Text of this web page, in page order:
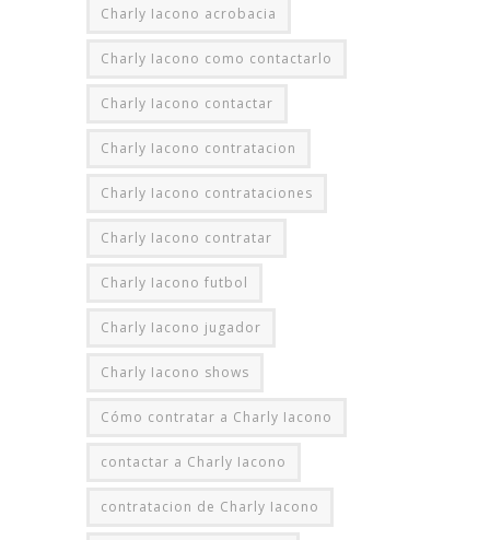
Charly Iacono acrobacia
Charly Iacono como contactarlo
Charly Iacono contactar
Charly Iacono contratacion
Charly Iacono contrataciones
Charly Iacono contratar
Charly Iacono futbol
Charly Iacono jugador
Charly Iacono shows
Cómo contratar a Charly Iacono
contactar a Charly Iacono
contratacion de Charly Iacono